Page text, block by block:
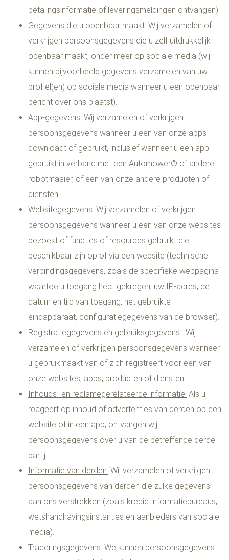
betalingsinformatie of leveringsmeldingen ontvangen).
Gegevens die u openbaar maakt: Wij verzamelen of
verkrijgen persoonsgegevens die u zelf uitdrukkelijk
openbaar maakt, onder meer op sociale media (wij
kunnen bijvoorbeeld gegevens verzamelen van uw
profiel(en) op sociale media wanneer u een openbaar
bericht over ons plaatst).
App-gegevens: Wij verzamelen of verkrijgen
persoonsgegevens wanneer u een van onze apps
downloadt of gebruikt, inclusief wanneer u een app
gebruikt in verband met een Automower® of andere
robotmaaier, of een van onze andere producten of
diensten.
Websitegegevens: Wij verzamelen of verkrijgen
persoonsgegevens wanneer u een van onze websites
bezoekt of functies of resources gebruikt die
beschikbaar zijn op of via een website (technische
verbindingsgegevens, zoals de specifieke webpagina
waartoe u toegang hebt gekregen, uw IP-adres, de
datum en tijd van toegang, het gebruikte
eindapparaat, configuratiegegevens van de browser).
Registratiegegevens en gebruiksgegevens: Wij
verzamelen of verkrijgen persoonsgegevens wanneer
u gebruikmaakt van of zich registreert voor een van
onze websites, apps, producten of diensten.
Inhouds- en reclamegerelateerde informatie: Als u
reageert op inhoud of advertenties van derden op een
website of in een app, ontvangen wij
persoonsgegevens over u van de betreffende derde
partij.
Informatie van derden: Wij verzamelen of verkrijgen
persoonsgegevens van derden die zulke gegevens
aan ons verstrekken (zoals kredietinformatiebureaus,
wetshandhavingsinstanties en aanbieders van sociale
media).
Traceringsgegevens: We kunnen persoonsgegevens